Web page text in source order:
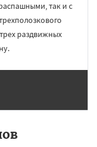
так и с
раздвижных